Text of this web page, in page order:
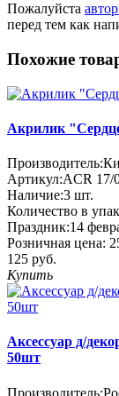
Пожалуйста
перед тем как
Похожие
Акрилик
Производитель:
Артикул:ACR 17/
Наличие:3 шт.
Количество в
Праздник:14
Розничная цена:
125 руб.
Купить
Аксессуар д/
50шт
Производитель: